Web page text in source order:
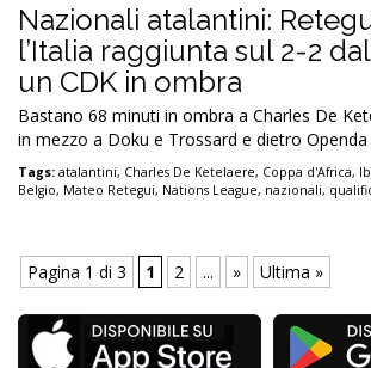
Nazionali atalantini:
l’Italia raggiunta sul 2-2
un CDK in ombra
Bastano 68 minuti in ombra a Charles De
in mezzo a Doku e Trossard e dietro
Tags: atalantini, Charles De Ketelaere, Coppa d'Africa,
Belgio, Mateo Retegui, Nations League, nazionali,
Pagina 1 di 3 1 2 ... » Ultima »